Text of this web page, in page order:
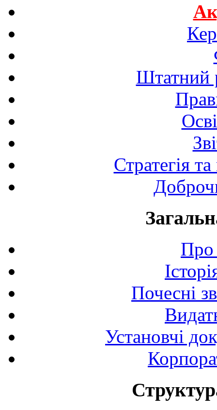
Штатний
Стратегія
Про
Почесні
Установчі